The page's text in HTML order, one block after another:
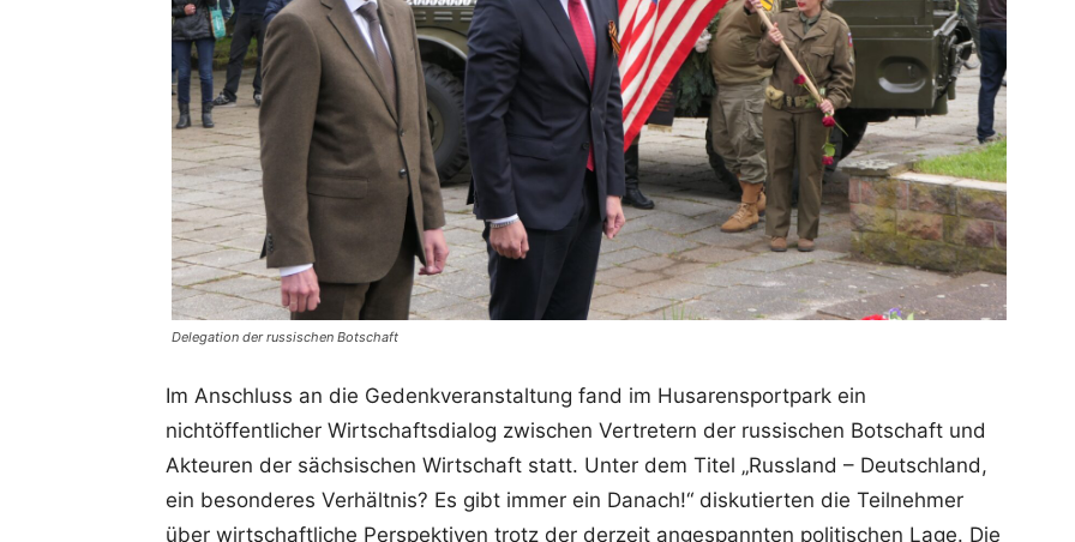
Delegation der russischen Botschaft
Im Anschluss an die Gedenkveranstaltung fand im Husarensportpark ein
nichtöffentlicher Wirtschaftsdialog zwischen Vertretern der russischen Botschaft und
Akteuren der sächsischen Wirtschaft statt. Unter dem Titel „Russland – Deutschland,
ein besonderes Verhältnis? Es gibt immer ein Danach!“ diskutierten die Teilnehmer
über wirtschaftliche Perspektiven trotz der derzeit angespannten politischen Lage. Die